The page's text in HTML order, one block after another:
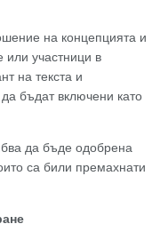
на концепцията и
или участници в
на текста и
бъдат включени като
да бъде одобрена
са били премахнати